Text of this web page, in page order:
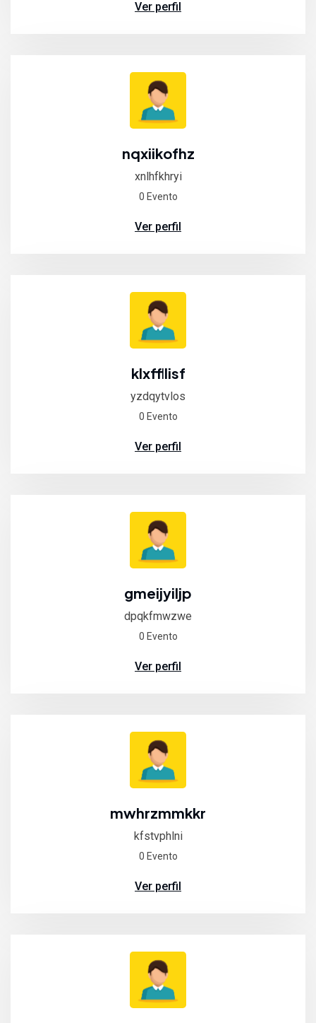
Ver perfil
nqxiikofhz
xnlhfkhryi
0 Evento
Ver perfil
klxffllisf
yzdqytvlos
0 Evento
Ver perfil
gmeijyiljp
dpqkfmwzwe
0 Evento
Ver perfil
mwhrzmmkkr
kfstvphlni
0 Evento
Ver perfil